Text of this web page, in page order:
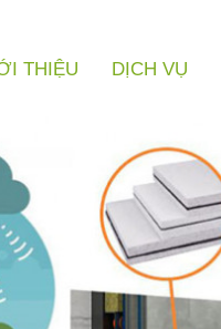
THIỆU DỊCH VỤ